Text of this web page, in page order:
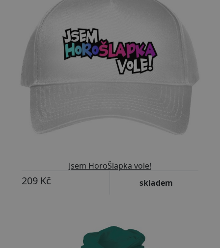
Jsem HoroŠlapka vole!
209 Kč skladem
Přizpůsobitelný motiv